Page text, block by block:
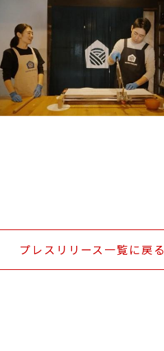
プレスリリース一覧に戻る